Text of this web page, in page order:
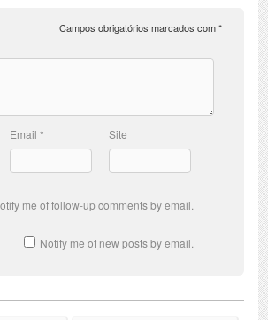
Campos obrigatórios marcados com*
Email * Site
me of follow-up comments by email.
Notify me of new posts by email.